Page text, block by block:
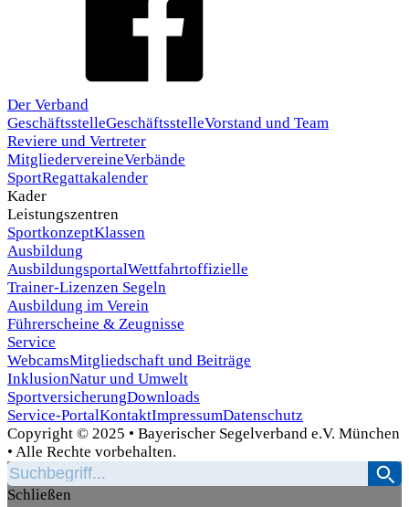
Der Verband
GeschäftsstelleGeschäftsstelleVorstand und Team
Reviere und Vertreter
MitgliedervereineVerbände
SportRegattakalender
Kader
Leistungszentren
SportkonzeptKlassen
Ausbildung
AusbildungsportalWettfahrtoffizielle
Trainer-Lizenzen Segeln
Ausbildung im Verein
Führerscheine & Zeugnisse
Service
WebcamsMitgliedschaft und Beiträge
InklusionNatur und Umwelt
SportversicherungDownloads
Service-PortalKontaktImpressumDatenschutz
Copyright © 2025 • Bayerischer Segelverband e.V. München
• Alle Rechte vorbehalten.
Schließen